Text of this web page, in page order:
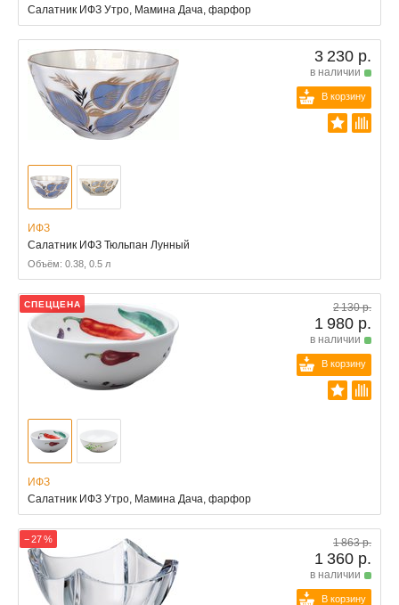
Салатник ИФЗ Утро, Мамина Дача, фарфор
3 230 р.
в наличии
В корзину
ИФЗ
Салатник ИФЗ Тюльпан Лунный
Объём: 0.38, 0.5 л
СПЕЦЦЕНА 2 130 р.
1 980 р.
в наличии
В корзину
ИФЗ
Салатник ИФЗ Утро, Мамина Дача, фарфор
− 27 % 1 863 р.
1 360 р.
в наличии
В корзину